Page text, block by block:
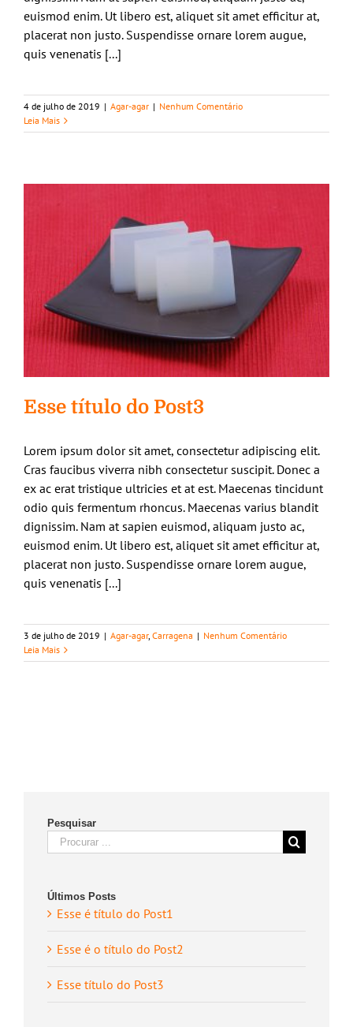
euismod enim. Ut libero est, aliquet sit amet efficitur at,
placerat non justo. Suspendisse ornare lorem augue,
quis venenatis [...]
4 de julho de 2019 | Agar-agar | Nenhum Comentário
Leia Mais
Esse título do Post3
Lorem ipsum dolor sit amet, consectetur adipiscing elit.
Cras faucibus viverra nibh consectetur suscipit. Donec a
ex ac erat tristique ultricies et at est. Maecenas tincidunt
odio quis fermentum rhoncus. Maecenas varius blandit
dignissim. Nam at sapien euismod, aliquam justo ac,
euismod enim. Ut libero est, aliquet sit amet efficitur at,
placerat non justo. Suspendisse ornare lorem augue,
quis venenatis [...]
3 de julho de 2019 | Agar-agar, Carragena | Nenhum Comentário
Leia Mais
Pesquisar
Search
for:
Últimos Posts
Esse é título do Post1
Esse é o título do Post2
Esse título do Post3